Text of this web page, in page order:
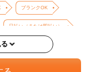
ブランクOK
日払い（または即払い）
時給 週1日からOK